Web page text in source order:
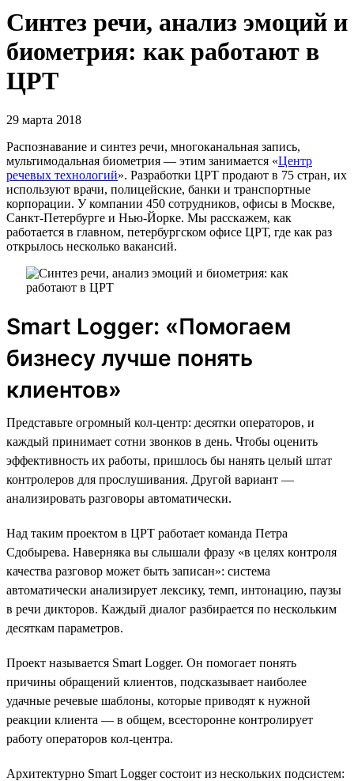
Синтез речи, анализ эмоций и
биометрия: как работают в
ЦРТ
29 марта 2018
Распознавание и синтез речи, многоканальная запись,
мультимодальная биометрия — этим занимается «Центр
речевых технологий». Разработки ЦРТ продают в 75 стран, их
используют врачи, полицейские, банки и транспортные
корпорации. У компании 450 сотрудников, офисы в Москве,
Санкт-Петербурге и Нью-Йорке. Мы расскажем, как
работается в главном, петербургском офисе ЦРТ, где как раз
открылось несколько вакансий.
Smart Logger: «Помогаем
бизнесу лучше понять
клиентов»
Представьте огромный кол-центр: десятки операторов, и
каждый принимает сотни звонков в день. Чтобы оценить
эффективность их работы, пришлось бы нанять целый штат
контролеров для прослушивания. Другой вариант —
анализировать разговоры автоматически.
Над таким проектом в ЦРТ работает команда Петра
Сдобырева. Наверняка вы слышали фразу «в целях контроля
качества разговор может быть записан»: система
автоматически анализирует лексику, темп, интонацию, паузы
в речи дикторов. Каждый диалог разбирается по нескольким
десяткам параметров.
Проект называется Smart Logger. Он помогает понять
причины обращений клиентов, подсказывает наиболее
удачные речевые шаблоны, которые приводят к нужной
реакции клиента — в общем, всесторонне контролирует
работу операторов кол-центра.
Архитектурно Smart Logger состоит из нескольких подсистем: